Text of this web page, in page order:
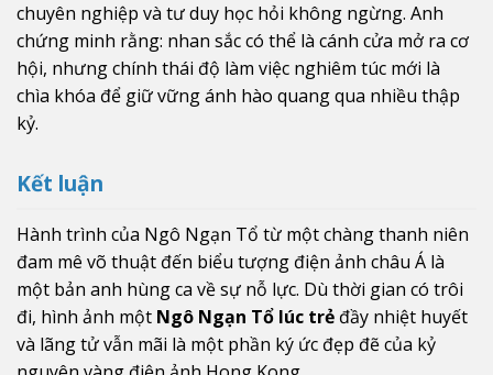
chuyên nghiệp và tư duy học hỏi không ngừng. Anh
chứng minh rằng: nhan sắc có thể là cánh cửa mở ra cơ
hội, nhưng chính thái độ làm việc nghiêm túc mới là
chìa khóa để giữ vững ánh hào quang qua nhiều thập
kỷ.
Kết luận
Hành trình của Ngô Ngạn Tổ từ một chàng thanh niên
đam mê võ thuật đến biểu tượng điện ảnh châu Á là
một bản anh hùng ca về sự nỗ lực. Dù thời gian có trôi
đi, hình ảnh một Ngô Ngạn Tổ lúc trẻ đầy nhiệt huyết
và lãng tử vẫn mãi là một phần ký ức đẹp đẽ của kỷ